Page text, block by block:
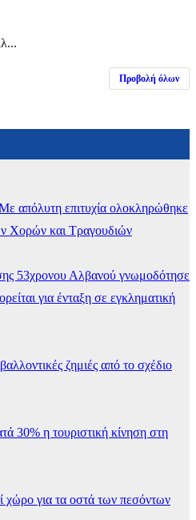
Προβολή όλων
απόλυτη επιτυχία ολοκληρώθηκε
Χορών και Τραγουδιών
53χρονου Αλβανού γνωμοδότησε
για ένταξη σε εγκληματική
ζημιές από το σχέδιο
30% η τουριστική κίνηση στη
χώρο για τα οστά των πεσόντων